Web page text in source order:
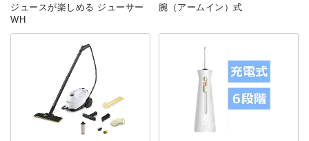
ジュースが楽しめる ジューサー
WH
腕（アームイン）式